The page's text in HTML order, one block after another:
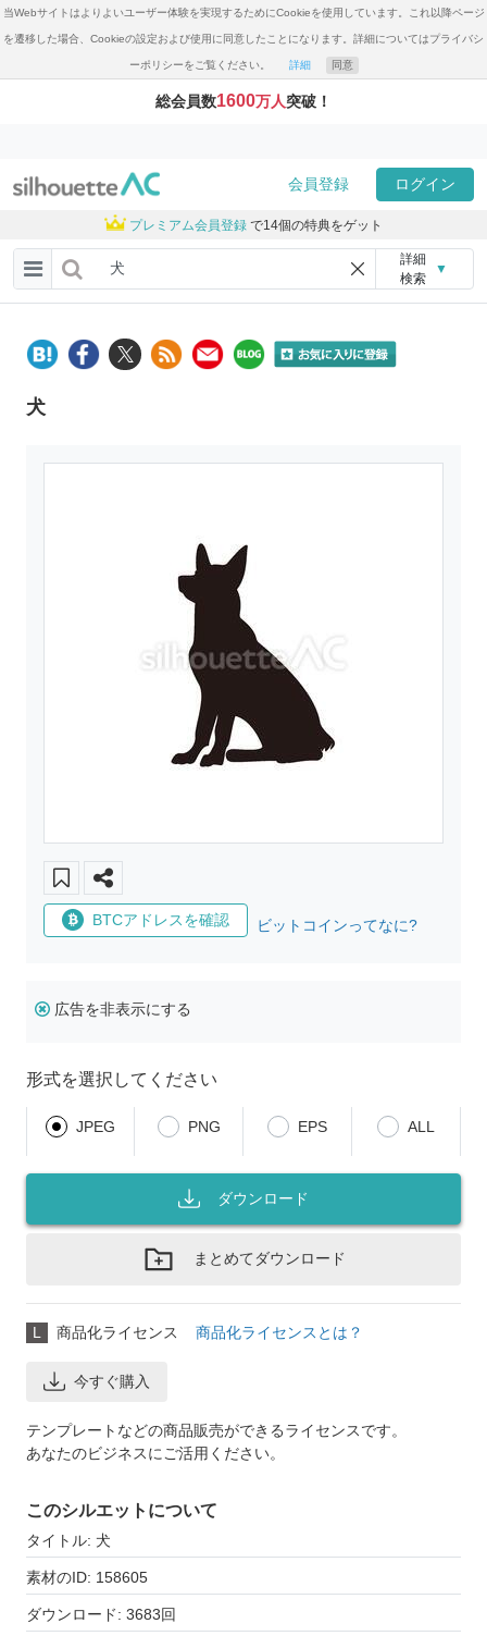
当Webサイトはよりよいユーザー体験を実現するためにCookieを使用しています。これ以降ページ
を遷移した場合、Cookieの設定および使用に同意したことになります。詳細についてはプライバシ
ーポリシーをご覧ください。 詳細 同意
総会員数1600万人突破！
会員登録 ログイン
プレミアム会員登録 で14個の特典をゲット
詳細
検索
▼
犬
BTCアドレスを確認 ビットコインってなに?
広告を非表示にする
形式を選択してください
JPEG PNG EPS ALL
ダウンロード
まとめてダウンロード
L 商品化ライセンス 商品化ライセンスとは？
今すぐ購入
テンプレートなどの商品販売ができるライセンスです。
あなたのビジネスにご活用ください。
このシルエットについて
タイトル: 犬
素材のID: 158605
ダウンロード: 3683回